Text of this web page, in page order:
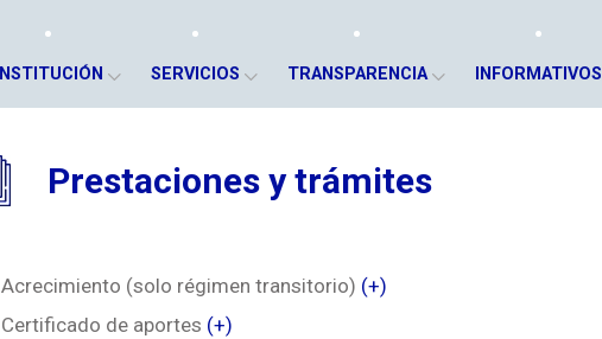
INSTITUCIÓN SERVICIOS TRANSPARENCIA INFORMATIVOS
Prestaciones y trámites
Acrecimiento (solo régimen transitorio) (+)
Certificado de aportes (+)